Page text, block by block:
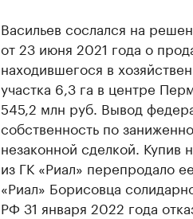
Васильев сослался на
от 23 июня 2021 года о
находившегося в
участка 6,3 га в центре
545,2 млн руб. Вывод
собственность по
незаконной сделкой.
из ГК «Риал» перепродало
«Риал» Борисовца
РФ 31 января 2022 года